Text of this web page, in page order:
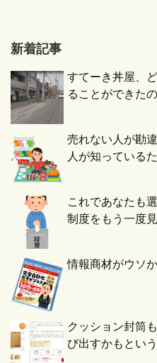
新着記事
すてーき丼屋、
ることができた
売れない人が勘
人が知っている
これであなたも
制度をもう一度
情報商材がウソ
クッション封筒
び出すかもとい